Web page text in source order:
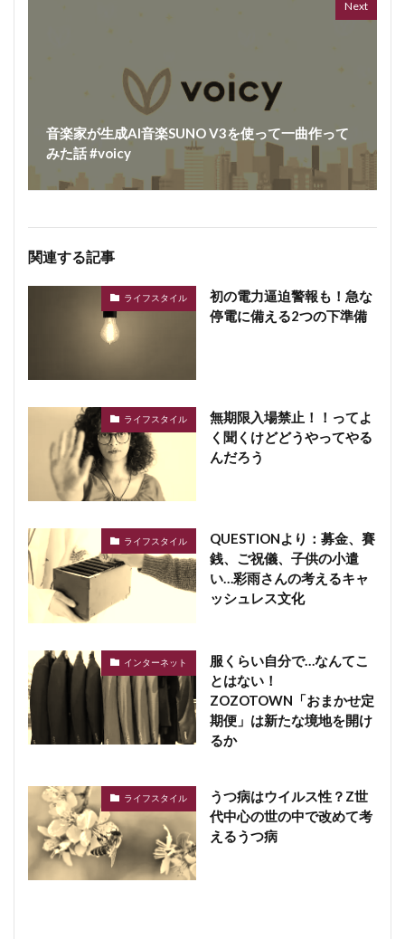
Next
音楽家が生成AI音楽SUNO V3を使って一曲作って
みた話 #voicy
関連する記事
ライフスタイル
初の電力逼迫警報も！急な
停電に備える2つの下準備
ライフスタイル
無期限入場禁止！！ってよ
く聞くけどどうやってやる
んだろう
ライフスタイル
QUESTIONより：募金、賽
銭、ご祝儀、子供の小遣
い…彩雨さんの考えるキャ
ッシュレス文化
インターネット
服くらい自分で…なんてこ
とはない！
ZOZOTOWN「おまかせ定
期便」は新たな境地を開け
るか
ライフスタイル
うつ病はウイルス性？Z世
代中心の世の中で改めて考
えるうつ病